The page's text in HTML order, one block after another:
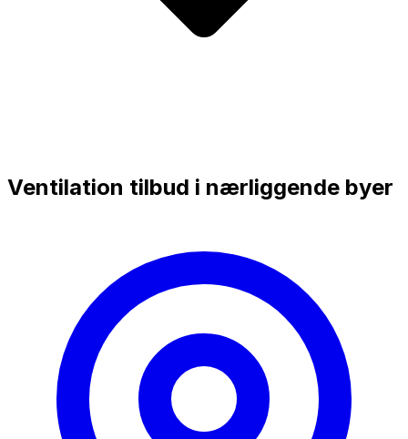
Ventilation tilbud i nærliggende byer